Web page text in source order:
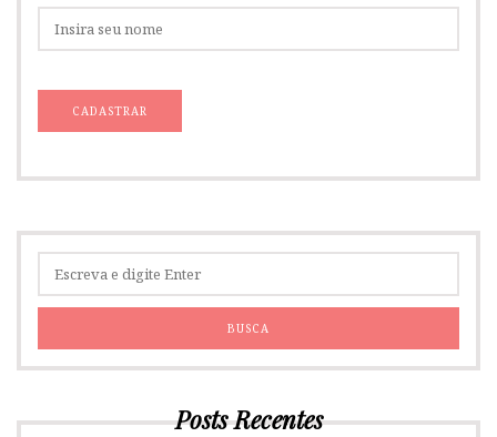
Posts Recentes